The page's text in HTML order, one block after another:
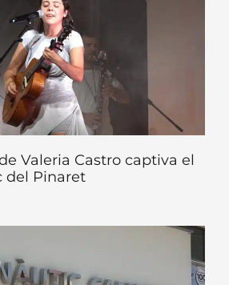
Valeria Castro captiva el
del Pinaret